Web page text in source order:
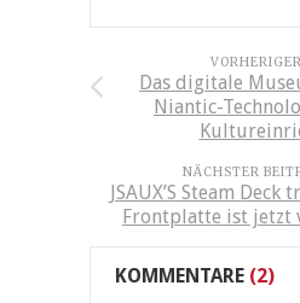
Das digitale
Niantic-
NÄCHSTER
JSAUX’S Steam Deck
Frontplatte ist jetzt
KOMMENTARE (2)